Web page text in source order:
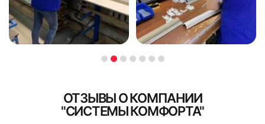
ОТЗЫВЫ О КОМПАНИИ
"СИСТЕМЫ КОМФОРТА"